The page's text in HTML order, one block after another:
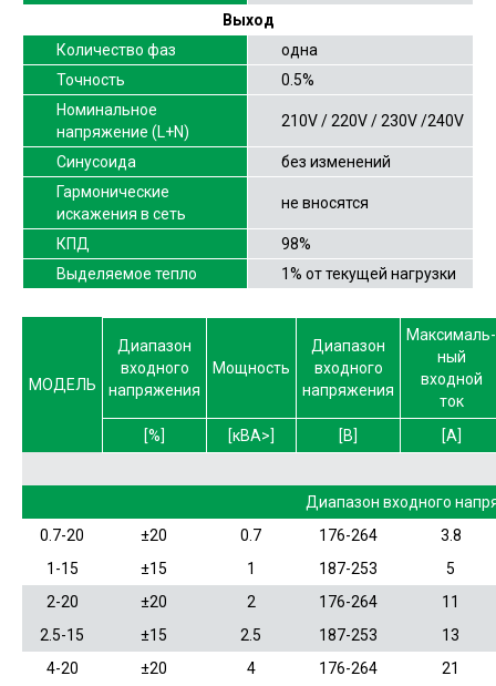
Выход
Количество фаз
одна
Точность
0.5%
Номинальное
напряжение (L+N)
210V / 220V / 230V /240V
Синусоида
без изменений
Гармонические
искажения в сеть
не вносятся
КПД
98%
Выделяемое тепло
1% от текущей нагрузки
МОДЕЛЬ
Диапазон
входного
напряжения
Мощность
Диапазон
входного
напряжения
Максималь-
ный
входной
ток
[%]
[кВА>] [В] [А]
Диапазон входного
0.7-20
±20 0.7 176-264
3.8
1-15
±15 1 187-253
5
2-20
±20 2 176-264
11
2.5-15
±15 2.5 187-253
13
4-20
±20 4 176-264 21